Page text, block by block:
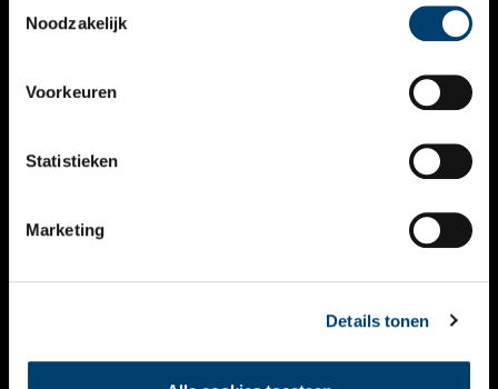
Noodzakelijk
Voorkeuren
Statistieken
Marketing
Details tonen
VERHALEN
KALENDER
THEMA’S
VIDEO’S
CONTACT